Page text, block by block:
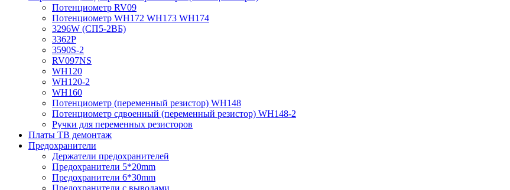
Потенциометр RV09
Потенциометр WH172 WH173 WH174
3296W (СП5-2ВБ)
3362P
3590S-2
RV097NS
WH120
WH120-2
WH160
Потенциометр (переменный резистор) WH148
Потенциометр сдвоенный (переменный резистор) WH148-2
Ручки для переменных резисторов
Платы ТВ демонтаж
Предохранители
Держатели предохранителей
Предохранители 5*20mm
Предохранители 6*30mm
Предохранители с выводами